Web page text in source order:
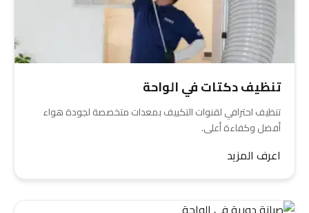
تنظيف دكتات في الواحة
تنظيف احترافي لقنوات التكييف بمعدات متخصصة لجودة هواء
أفضل وكفاءة أعلى.
اعرف المزيد